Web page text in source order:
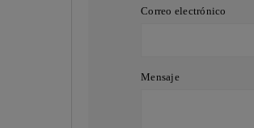
Correo electrónico
Mensaje